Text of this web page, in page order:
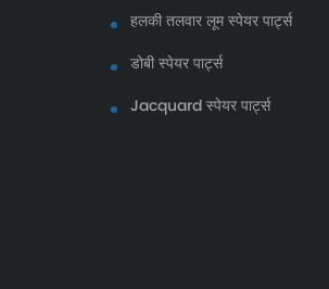
हलकी तलवार लूम स्पेयर पार्ट्स
डोबी स्पेयर पार्ट्स
Jacquard स्पेयर पार्ट्स